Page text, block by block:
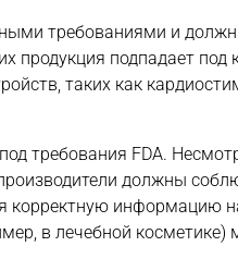
требованиями и
продукция подпадает
таких как
требования FDA.
должны
корректную информацию
в лечебной косметике)